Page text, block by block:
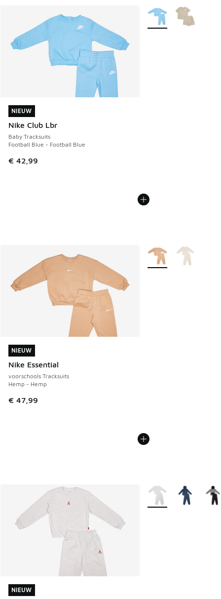
NIEUW
Nike Club Lbr
Baby Tracksuits
Football Blue - Football Blue
€ 42,99
NIEUW
Meer kleuren
NIEUW
Nike Essential
voorschools Tracksuits
Hemp - Hemp
€ 47,99
NIEUW
Meer kleuren
NIEUW
NIEUW
Meer kleuren